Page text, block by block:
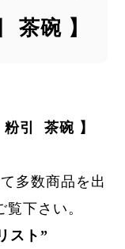
茶碗 】
引 茶碗 】
多数商品を出
下さい。
スト”